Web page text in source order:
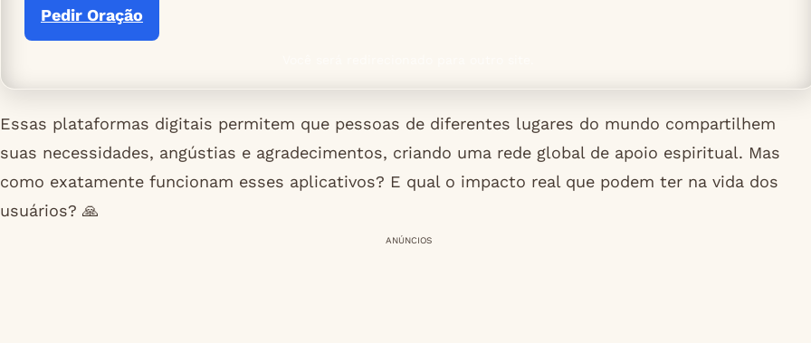
Pedir Oração
Essas plataformas digitais permitem que pessoas de diferentes lugares do mundo compartilhem
suas necessidades, angústias e agradecimentos, criando uma rede global de apoio espiritual. Mas
como exatamente funcionam esses aplicativos? E qual o impacto real que podem ter na vida dos
usuários? 🙏
ANÚNCIOS